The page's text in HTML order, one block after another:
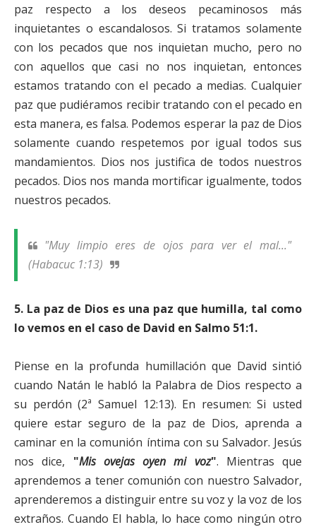
paz respecto a los deseos pecaminosos más
inquietantes o escandalosos. Si tratamos solamente
con los pecados que nos inquietan mucho, pero no
con aquellos que casi no nos inquietan, entonces
estamos tratando con el pecado a medias. Cualquier
paz que pudiéramos recibir tratando con el pecado en
esta manera, es falsa. Podemos esperar la paz de Dios
solamente cuando respetemos por igual todos sus
mandamientos. Dios nos justifica de todos nuestros
pecados. Dios nos manda mortificar igualmente, todos
nuestros pecados.
"Muy limpio eres de ojos para ver el mal..."
(Habacuc 1:13)
5. La paz de Dios es una paz que humilla, tal como
lo vemos en el caso de David en Salmo 51:1.
Piense en la profunda humillación que David sintió
cuando Natán le habló la Palabra de Dios respecto a
su perdón (2ª Samuel 12:13). En resumen: Si usted
quiere estar seguro de la paz de Dios, aprenda a
caminar en la comunión íntima con su Salvador. Jesús
nos dice, "Mis ovejas oyen mi voz". Mientras que
aprendemos a tener comunión con nuestro Salvador,
aprenderemos a distinguir entre su voz y la voz de los
extraños. Cuando El habla, lo hace como ningún otro